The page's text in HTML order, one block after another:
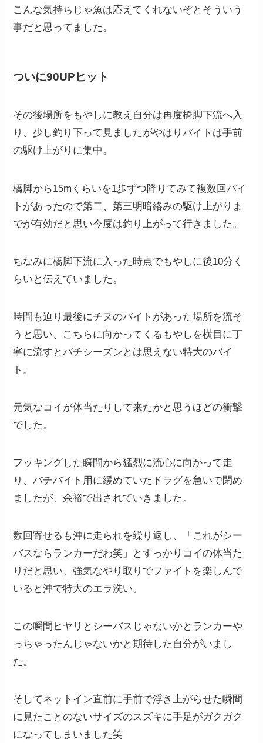
こんな気持ちじゃ魚は応えてくれないぞとそういう
事だと思ってました。
ついに90UPヒット
その後場所をもやしに教え自分は再度橋脚下流へ入
り、少し釣り下って見ましたがやはりバイトは手前
の駆け上がりに集中。
橋脚から15mくらいを1歩ずつ降りてみて複数回バイ
トがあったので第二、第三明暗絡みの駆け上がりま
でが有効だと思い今度は釣り上がって行きました。
ちなみに橋脚下流に入った時点でもやしに後10分く
らいと伝えていました。
時間も迫り最後にチヌのバイトがあった場所を流そ
うと思い、こちらに向かってくるもやしを横目に丁
寧に流すとバチシーズンとは思えない特大のバイ
ト。
元気なコイが体当たりして来たかと思うほどの衝撃
でした。
フッキングした瞬間から猛烈に流心に向かって走
り、バチバイト用に緩めていたドラグを急いで閉め
ましたが、余裕で出されていきました。
数回寄せるも沖に走られを繰り返し、「これがシー
バスならランカーだわ笑」とすっかりコイの体当た
りだと思い、強気なやり取りでファイトを楽しんで
いると沖で特大のエラ洗い。
この瞬間ヒヤリとシーバスじゃないかとランカーや
っちゃったんじゃないかと期待した自分がいまし
た。
そしてネットイン直前に手前で浮き上がらせた瞬間
に見たことのないサイズのスズキに手足がガクガク
になってしまいました笑